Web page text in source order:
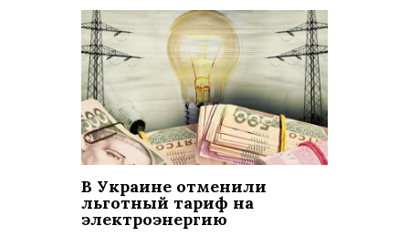
В Украине отменили
льготный тариф на
электроэнергию